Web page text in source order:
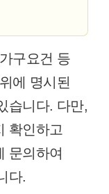
구요건 등
에 명시된
습니다. 다만,
확인하고
문의하여
다.